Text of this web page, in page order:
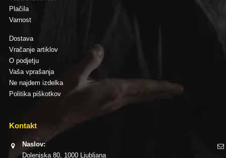
Plačila
Varnost
Dostava
Vračanje artiklov
O podjetju
Vaša vprašanja
Ne najdem izdelka
Politika piškotkov
Kontakt
Naslov:
Dolenjska 80, 1000 Ljubljana